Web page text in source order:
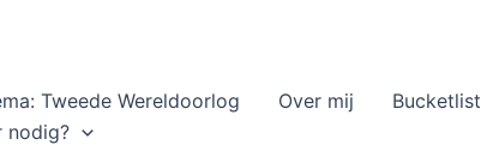
Tweede Wereldoorlog Over mij Bucketlist
nodig?